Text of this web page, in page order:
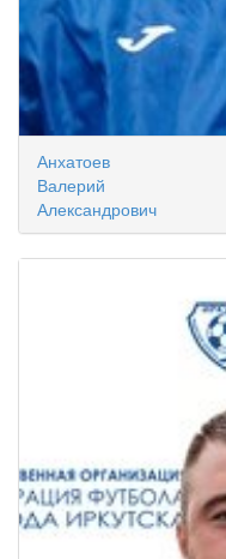
Анхатоев
Валерий
Александрович